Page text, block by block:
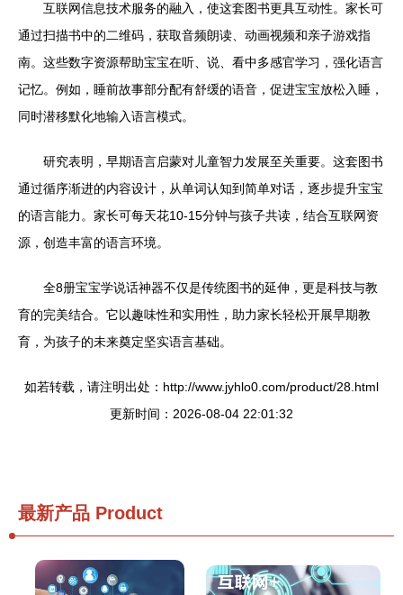
互联网信息技术服务的融入，使这套图书更具互动性。家长可
通过扫描书中的二维码，获取音频朗读、动画视频和亲子游戏指
南。这些数字资源帮助宝宝在听、说、看中多感官学习，强化语言
记忆。例如，睡前故事部分配有舒缓的语音，促进宝宝放松入睡，
同时潜移默化地输入语言模式。
研究表明，早期语言启蒙对儿童智力发展至关重要。这套图书
通过循序渐进的内容设计，从单词认知到简单对话，逐步提升宝宝
的语言能力。家长可每天花10-15分钟与孩子共读，结合互联网资
源，创造丰富的语言环境。
全8册宝宝学说话神器不仅是传统图书的延伸，更是科技与教
育的完美结合。它以趣味性和实用性，助力家长轻松开展早期教
育，为孩子的未来奠定坚实语言基础。
如若转载，请注明出处：http://www.jyhlo0.com/product/28.html
更新时间：2026-08-04 22:01:32
最新产品 Product